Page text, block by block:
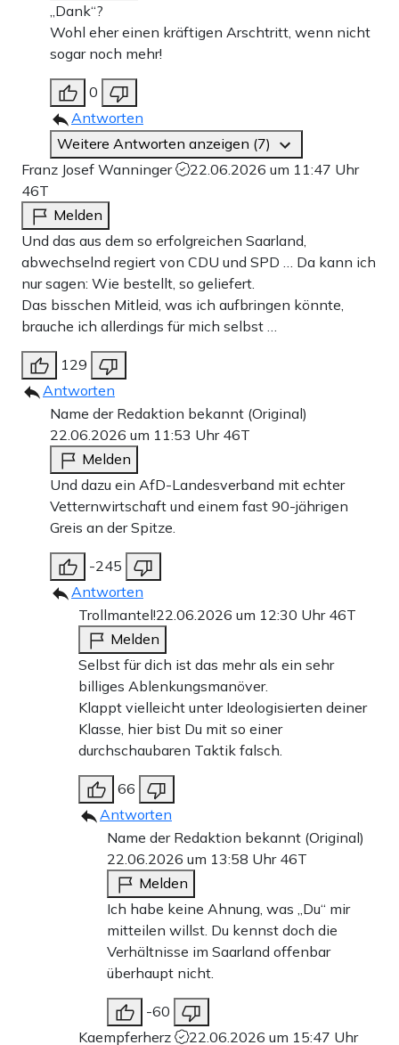
„Dank“?
Wohl eher einen kräftigen Arschtritt, wenn nicht
sogar noch mehr!
0
Antworten
Weitere Antworten anzeigen (7)
Franz Josef Wanninger
22.06.2026 um 11:47 Uhr
46T
Melden
Und das aus dem so erfolgreichen Saarland,
abwechselnd regiert von CDU und SPD … Da kann ich
nur sagen: Wie bestellt, so geliefert.
Das bisschen Mitleid, was ich aufbringen könnte,
brauche ich allerdings für mich selbst …
129
Antworten
Name der Redaktion bekannt (Original)
22.06.2026 um 11:53 Uhr 46T
Melden
Und dazu ein AfD-Landesverband mit echter
Vetternwirtschaft und einem fast 90-jährigen
Greis an der Spitze.
-245
Antworten
Trollmantel!22.06.2026 um 12:30 Uhr 46T
Melden
Selbst für dich ist das mehr als ein sehr
billiges Ablenkungsmanöver.
Klappt vielleicht unter Ideologisierten deiner
Klasse, hier bist Du mit so einer
durchschaubaren Taktik falsch.
66
Antworten
Name der Redaktion bekannt (Original)
22.06.2026 um 13:58 Uhr 46T
Melden
Ich habe keine Ahnung, was „Du“ mir
mitteilen willst. Du kennst doch die
Verhältnisse im Saarland offenbar
überhaupt nicht.
-60
Kaempferherz
22.06.2026 um 15:47 Uhr